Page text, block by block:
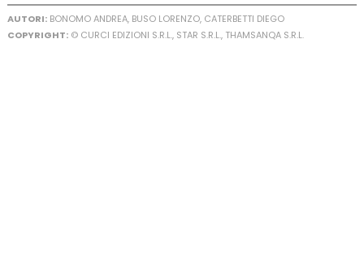
AUTORI:BONOMO ANDREA, BUSO LORENZO, CATERBETTI DIEGO
COPYRIGHT:© CURCI EDIZIONI S.R.L., STAR S.R.L., THAMSANQA S.R.L.